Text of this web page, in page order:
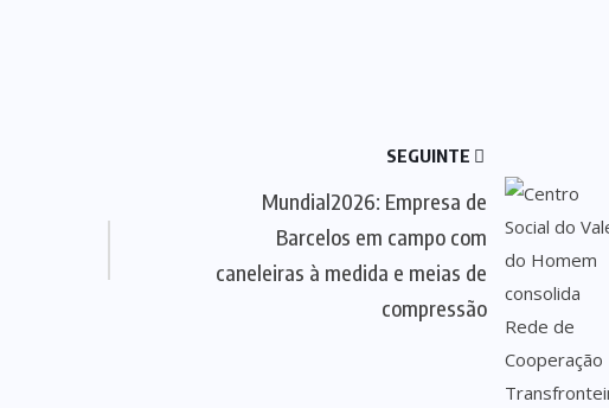
SEGUINTE
Mundial2026: Empresa de
Barcelos em campo com
caneleiras à medida e meias de
compressão